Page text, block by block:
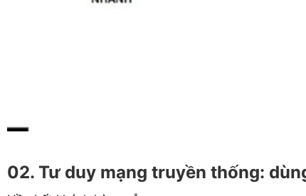
02. Tư duy mạng truyền thống: